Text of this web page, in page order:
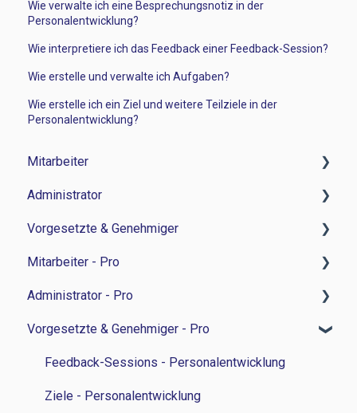
Wie verwalte ich eine Besprechungsnotiz in der
Personalentwicklung?
Wie interpretiere ich das Feedback einer Feedback-Session?
Wie erstelle und verwalte ich Aufgaben?
Wie erstelle ich ein Ziel und weitere Teilziele in der
Personalentwicklung?
Mitarbeiter
Zeitwirtschaft
Reisemanagement
Personalverwaltung
Lohn und Gehalt
Grundlagen
Administrator
Zeitwirtschaft
Reisemanagement
Personalverwaltung
Personalentwicklung
Bewerbermanagement
Lohn und Gehalt
Vorgesetzte & Genehmiger
Zeitwirtschaft
Personalverwaltung
Bewerbermanagament
Sonstiges
Mitarbeiter - Pro
Feedback-Sessions - Personalentwicklung
Ziele - Personalentwicklung
Besprechungsnotizen - Personalentwicklung
Aufgaben - Personalentwicklung
Administrator - Pro
Feedback-Session - Personalentwicklung
Ziele - Personalentwicklung
Besprechungsnotizen - Personalentwicklung
Vorgesetzte & Genehmiger - Pro
Feedback-Sessions - Personalentwicklung
Ziele - Personalentwicklung